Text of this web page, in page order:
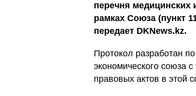
перечня медицинских
рамках Союза (пункт
передает DKNews.kz.
Протокол разработан
экономического союза
правовых актов в этой